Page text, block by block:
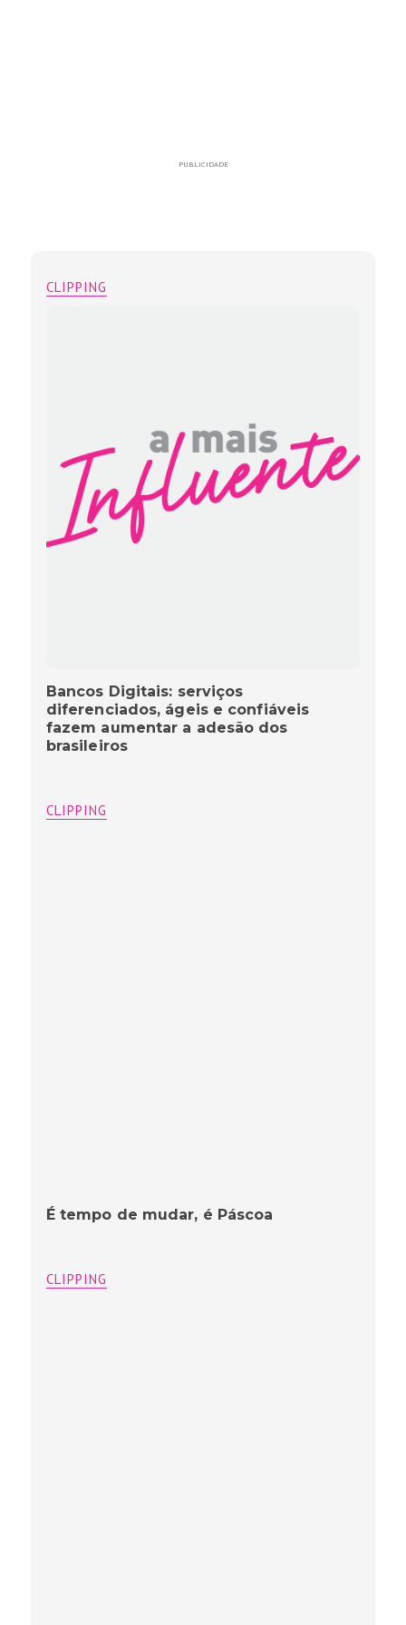
PUBLICIDADE
CLIPPING
Bancos Digitais: serviços
diferenciados, ágeis e confiáveis
fazem aumentar a adesão dos
brasileiros
CLIPPING
É tempo de mudar, é Páscoa
CLIPPING